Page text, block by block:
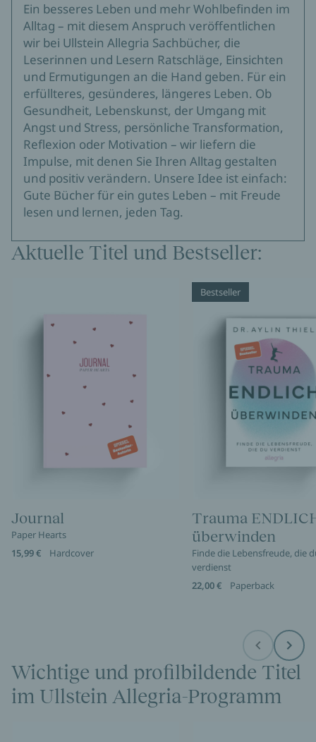
Ein besseres Leben und mehr Wohlbefinden im
Alltag – mit diesem Anspruch veröffentlichen
wir bei Ullstein Allegria Sachbücher, die
Leserinnen und Lesern Ratschläge, Einsichten
und Ermutigungen an die Hand geben. Für ein
erfüllteres, gesünderes, längeres Leben. Ob
Gesundheit, Lebenskunst, der Umgang mit
Angst und Stress, persönliche Transformation,
Reflexion oder Motivation – wir liefern die
Impulse, mit denen Sie Ihren Alltag gestalten
und positiv verändern. Unsere Idee ist einfach:
Gute Bücher für ein gutes Leben – mit Freude
lesen und lernen, jeden Tag.
Aktuelle Titel und Bestseller:
Journal
Paper Hearts
15,99 €
Hardcover
Bestseller
Trauma
überwinden
Finde die Lebensfreude, die
verdienst
22,00 €
Paperback
Before Next
Wichtige und profilbildende Titel
im Ullstein Allegria-Programm